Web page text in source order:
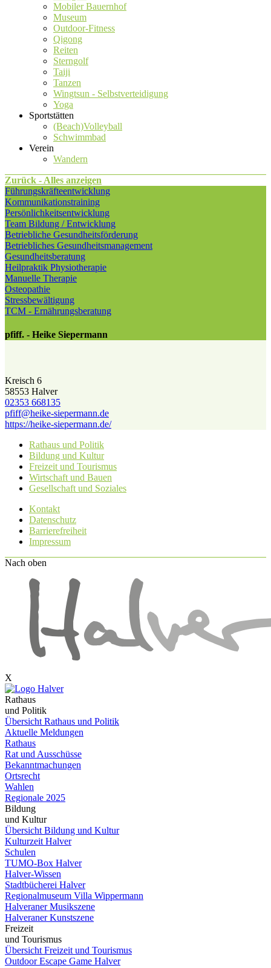
Mobiler Bauernhof
Museum
Outdoor-Fitness
Qigong
Reiten
Sterngolf
Taiji
Tanzen
Wingtsun - Selbstverteidigung
Yoga
Sportstätten
(Beach)Volleyball
Schwimmbad
Verein
Wandern
Zurück - Alles anzeigen
Führungskräfteentwicklung
Kommunikationstraining
Persönlichkeitsentwicklung
Team Bildung / Entwicklung
Betriebliche Gesundheitsförderung
Betriebliches Gesundheitsmanagement
Gesundheitsberatung
Heilpraktik Physiotherapie
Manuelle Therapie
Osteopathie
Stressbewältigung
TCM - Ernährungsberatung
pfiff. - Heike Siepermann
Kreisch 6
58553 Halver
02353 668135
pfiff@​heike-siepermann.de
https://heike-siepermann.de/
Rathaus und Politik
Bildung und Kultur
Freizeit und Tourismus
Wirtschaft und Bauen
Gesellschaft und Soziales
Kontakt
Datenschutz
Barrierefreiheit
Impressum
Nach oben
X
Rathaus
und Politik
Übersicht Rathaus und Politik
Aktuelle Meldungen
Rathaus
Rat und Ausschüsse
Bekanntmachungen
Ortsrecht
Wahlen
Regionale 2025
Bildung
und Kultur
Übersicht Bildung und Kultur
Kulturzeit Halver
Schulen
TUMO-Box Halver
Halver-Wissen
Stadtbücherei Halver
Regionalmuseum Villa Wippermann
Halveraner Musikszene
Halveraner Kunstszene
Freizeit
und Tourismus
Übersicht Freizeit und Tourismus
Outdoor Escape Game Halver